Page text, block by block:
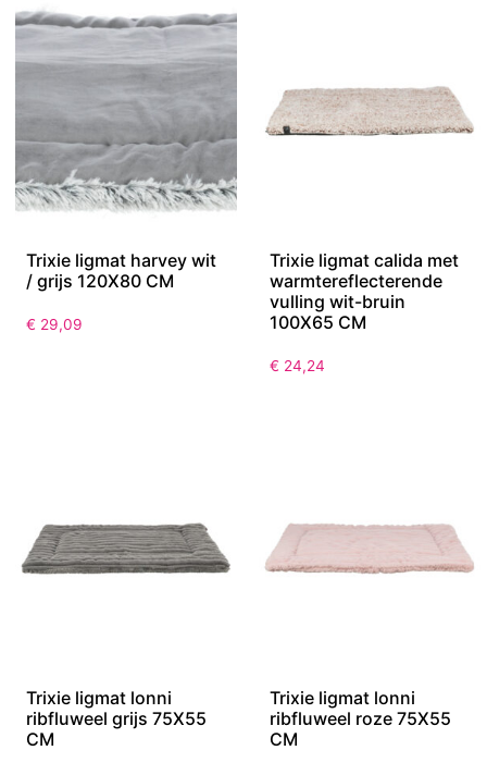
Trixie ligmat harvey wit
/ grijs 120X80 CM
€ 29,09
Trixie ligmat calida met
warmtereflecterende
vulling wit-bruin
100X65 CM
€ 24,24
Trixie ligmat lonni
ribfluweel grijs 75X55
CM
Trixie ligmat lonni
ribfluweel roze 75X55
CM